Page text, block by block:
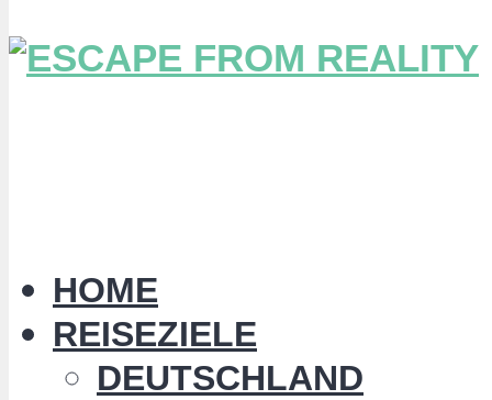
HOME
REISEZIELE
DEUTSCHLAND